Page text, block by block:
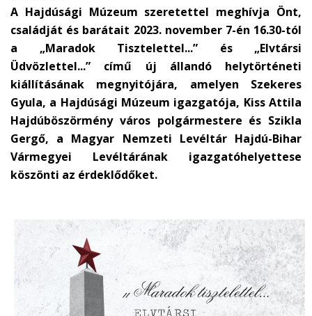
A Hajdúsági Múzeum szeretettel meghívja Önt,
családját és barátait 2023. november 7-én 16.30-tól
a „Maradok Tisztelettel...” és „Elvtársi
Üdvözlettel...” című új állandó helytörténeti
kiállításának megnyitójára, amelyen Szekeres
Gyula, a Hajdúsági Múzeum igazgatója, Kiss Attila
Hajdúböszörmény város polgármestere és Szikla
Gergő, a Magyar Nemzeti Levéltár Hajdú-Bihar
Vármegyei Levéltárának igazgatóhelyettese
köszönti az érdeklődőket.